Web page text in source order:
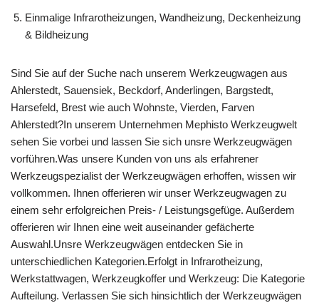
Einmalige Infrarotheizungen, Wandheizung, Deckenheizung
& Bildheizung
Sind Sie auf der Suche nach unserem Werkzeugwagen aus
Ahlerstedt, Sauensiek, Beckdorf, Anderlingen, Bargstedt,
Harsefeld, Brest wie auch Wohnste, Vierden, Farven
Ahlerstedt?In unserem Unternehmen Mephisto Werkzeugwelt
sehen Sie vorbei und lassen Sie sich unsre Werkzeugwägen
vorführen.Was unsere Kunden von uns als erfahrener
Werkzeugspezialist der Werkzeugwägen erhoffen, wissen wir
vollkommen. Ihnen offerieren wir unser Werkzeugwagen zu
einem sehr erfolgreichen Preis- / Leistungsgefüge. Außerdem
offerieren wir Ihnen eine weit auseinander gefächerte
Auswahl.Unsre Werkzeugwägen entdecken Sie in
unterschiedlichen Kategorien.Erfolgt in Infrarotheizung,
Werkstattwagen, Werkzeugkoffer und Werkzeug: Die Kategorie
Aufteilung. Verlassen Sie sich hinsichtlich der Werkzeugwägen